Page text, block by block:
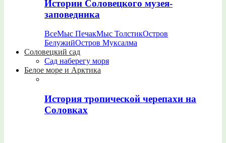
Истории Соловецкого музея-
заповедника
ВсеМыс ПечакМыс ТолстикОстров
БелужийОстров Муксалма
Соловецкий сад
Сад наберегу моря
Белое море и Арктика
История тропической черепахи на
Соловках